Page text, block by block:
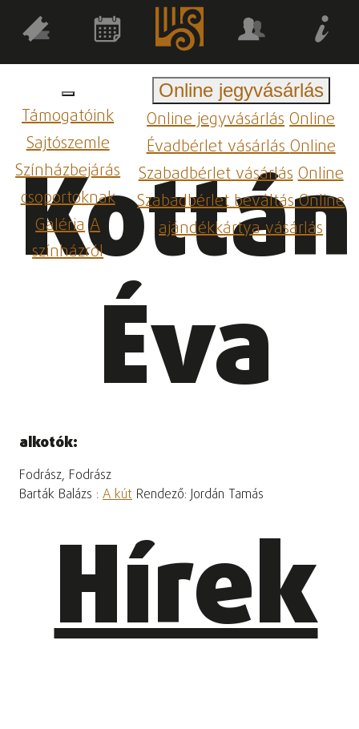
Támogatóink
Sajtószemle
Színházbejárás
csoportoknak
GalériaA
színházról
Online jegyvásárlás
Online jegyvásárlásOnline
Évadbérlet vásárlásOnline
Szabadbérlet vásárlásOnline
Szabadbérlet beváltásOnline
ajándékkártya vásárlás
Kottán
Éva
alkotók:
Fodrász, Fodrász
Barták Balázs : A kút Rendező: Jordán Tamás
Hírek